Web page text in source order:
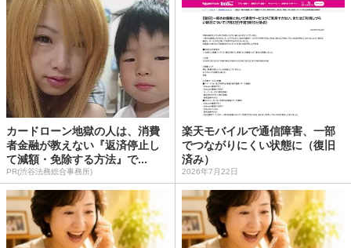
カードローン地獄の人は、消費
者金融が教えない『返済停止し
て減額・免除する方法』で...
PR(渋谷法務総合事務所)
楽天モバイルで通信障害、一部
でつながりにくい状態に（復旧
済み）
2026年7月22日